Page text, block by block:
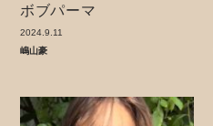
ボブパーマ
2024.9.11
嶋山豪